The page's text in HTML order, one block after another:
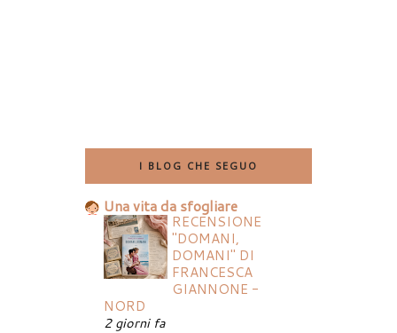
I BLOG CHE SEGUO
Una vita da sfogliare
RECENSIONE
"DOMANI,
DOMANI" DI
FRANCESCA
GIANNONE -
NORD
2 giorni fa